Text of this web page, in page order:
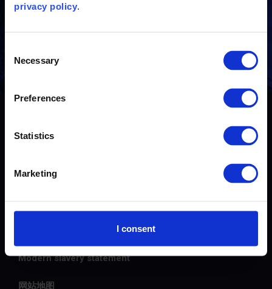
privacy policy.
Selection
Necessary
Preferences
Statistics
Marketing
I consent
有任何问题？与我们的行业专家取得联系
隐私政策
Modern slavery statement
网站地图